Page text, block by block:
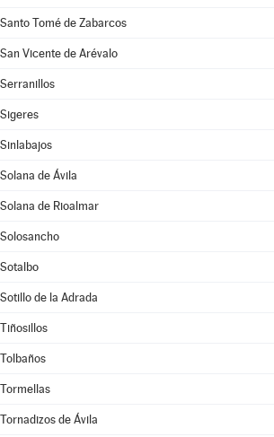
Santo Tomé de Zabarcos
San Vicente de Arévalo
Serranillos
Sigeres
Sinlabajos
Solana de Ávila
Solana de Rioalmar
Solosancho
Sotalbo
Sotillo de la Adrada
Tiñosillos
Tolbaños
Tormellas
Tornadizos de Ávila